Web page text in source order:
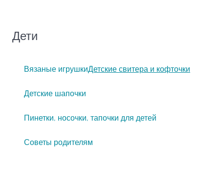
Дети
Вязаные игрушкиДетские свитера и кофточки
Детские шапочки
Пинетки, носочки, тапочки для детей
Советы родителям